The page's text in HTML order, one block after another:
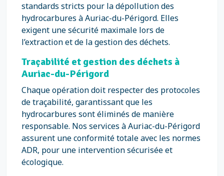
standards stricts pour la dépollution des
hydrocarbures à Auriac-du-Périgord. Elles
exigent une sécurité maximale lors de
l’extraction et de la gestion des déchets.
Traçabilité et gestion des déchets à
Auriac-du-Périgord
Chaque opération doit respecter des protocoles
de traçabilité, garantissant que les
hydrocarbures sont éliminés de manière
responsable. Nos services à Auriac-du-Périgord
assurent une conformité totale avec les normes
ADR, pour une intervention sécurisée et
écologique.